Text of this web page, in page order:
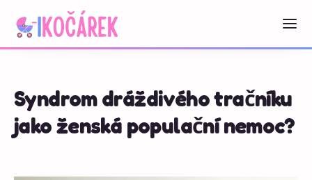
Syndrom dráždivého tračníku
jako ženská populační nemoc?